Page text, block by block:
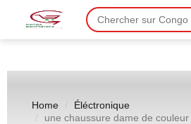
Home
Éléctronique
une chaussure dame de